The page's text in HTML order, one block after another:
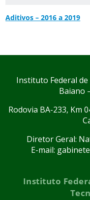
Aditivos – 2016 a 2019
Instituto Federal de
Baiano
Rodovia BA-233, Km
Diretor Geral:
E-mail:
Instituto